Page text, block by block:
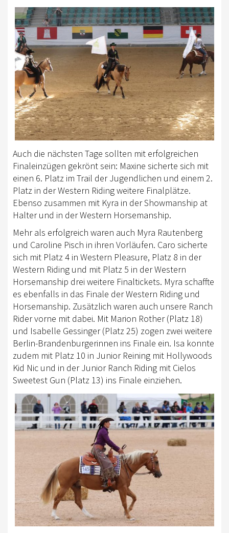
Auch die nächsten Tage sollten mit erfolgreichen
Finaleinzügen gekrönt sein: Maxine sicherte sich mit
einen 6. Platz im Trail der Jugendlichen und einem 2.
Platz in der Western Riding weitere Finalplätze.
Ebenso zusammen mit Kyra in der Showmanship at
Halter und in der Western Horsemanship.
Mehr als erfolgreich waren auch Myra Rautenberg
und Caroline Pisch in ihren Vorläufen. Caro sicherte
sich mit Platz 4 in Western Pleasure, Platz 8 in der
Western Riding und mit Platz 5 in der Western
Horsemanship drei weitere Finaltickets. Myra schaffte
es ebenfalls in das Finale der Western Riding und
Horsemanship. Zusätzlich waren auch unsere Ranch
Rider vorne mit dabei. Mit Marion Rother (Platz 18)
und Isabelle Gessinger (Platz 25) zogen zwei weitere
Berlin-Brandenburgerinnen ins Finale ein. Isa konnte
zudem mit Platz 10 in Junior Reining mit Hollywoods
Kid Nic und in der Junior Ranch Riding mit Cielos
Sweetest Gun (Platz 13) ins Finale einziehen.